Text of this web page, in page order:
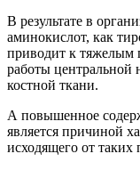
В результате в
аминокислот, как
приводит к тяжелым
работы центральной
костной ткани.
А повышенное
является причиной
исходящего от таких